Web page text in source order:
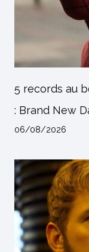
5 records au
: Brand New
06/08/2026